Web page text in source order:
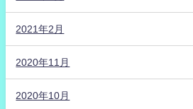
2021年2月
2020年11月
2020年10月